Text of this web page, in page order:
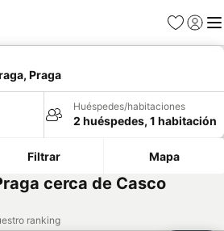
Favoritos
Iniciar
Praga
Huéspedes/habitaciones
2 huéspedes, 1 habitación
Filtrar Mapa
cerca de Casco
ranking